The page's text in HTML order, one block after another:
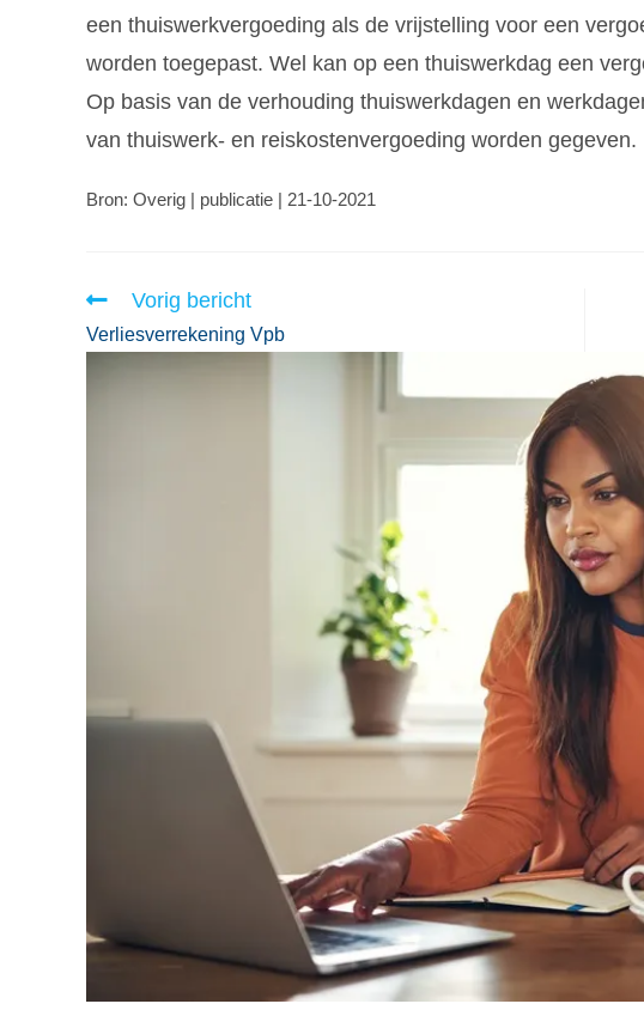
een thuiswerkvergoeding als de vrijstelling voor een
worden toegepast. Wel kan op een thuiswerkdag een
Op basis van de verhouding thuiswerkdagen en
van thuiswerk- en reiskostenvergoeding worden gegeven.
Bron: Overig | publicatie | 21-10-2021
Vorig bericht
Verliesverrekening Vpb